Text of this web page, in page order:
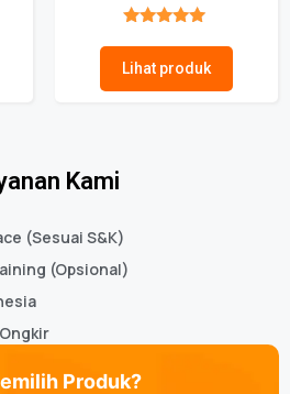
Lihat produk
Kami
(Sesuai S&K)
(Opsional)
Produk?